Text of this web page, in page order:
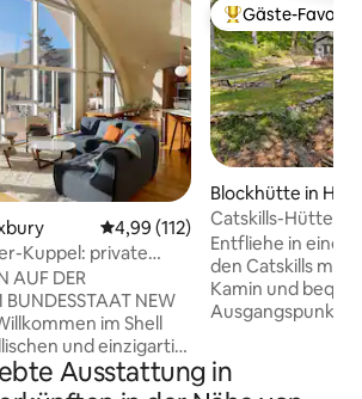
Durchschnittliche Bewertung:
4,99 (112)
Kuppel: private
AUF DER
NEW
im Shell
und einzigartig
für vier
privaten Hektar.
Beliebter Gäste-
Gäste-Favorit
Blockhütte in
Catskills-
Wandern, Bach,
Entfliehe in eine
den Catskills mit
Kamin und
Ausgangspunkt
Whirlpool unter
genieße einen
Ausstattung in